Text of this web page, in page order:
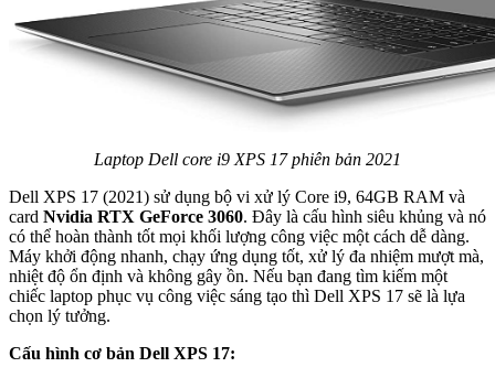
Laptop Dell core i9 XPS 17 phiên bản 2021
Dell XPS 17 (2021) sử dụng bộ vi xử lý Core i9, 64GB RAM và
card Nvidia RTX GeForce 3060. Đây là cấu hình siêu khủng và nó
có thể hoàn thành tốt mọi khối lượng công việc một cách dễ dàng.
Máy khởi động nhanh, chạy ứng dụng tốt, xử lý đa nhiệm mượt mà,
nhiệt độ ổn định và không gây ồn. Nếu bạn đang tìm kiếm một
chiếc laptop phục vụ công việc sáng tạo thì Dell XPS 17 sẽ là lựa
chọn lý tưởng.
Cấu hình cơ bản Dell XPS 17: